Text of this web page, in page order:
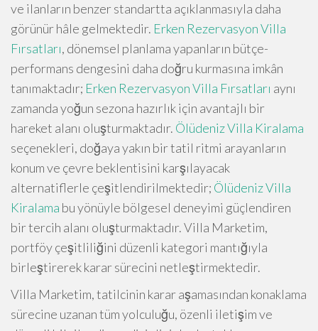
ve ilanların benzer standartta açıklanmasıyla daha
görünür hâle gelmektedir. Erken Rezervasyon Villa
Fırsatları, dönemsel planlama yapanların bütçe-
performans dengesini daha doğru kurmasına imkân
tanımaktadır; Erken Rezervasyon Villa Fırsatları aynı
zamanda yoğun sezona hazırlık için avantajlı bir
hareket alanı oluşturmaktadır. Ölüdeniz Villa Kiralama
seçenekleri, doğaya yakın bir tatil ritmi arayanların
konum ve çevre beklentisini karşılayacak
alternatiflerle çeşitlendirilmektedir; Ölüdeniz Villa
Kiralama bu yönüyle bölgesel deneyimi güçlendiren
bir tercih alanı oluşturmaktadır. Villa Marketim,
portföy çeşitliliğini düzenli kategori mantığıyla
birleştirerek karar sürecini netleştirmektedir.
Villa Marketim, tatilcinin karar aşamasından konaklama
sürecine uzanan tüm yolculuğu, özenli iletişim ve